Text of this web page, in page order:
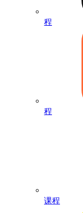
程
程
课程